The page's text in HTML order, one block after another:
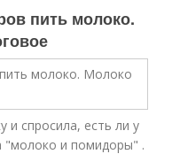
пить молоко.
и спросила, есть ли у
"молоко и помидоры" .